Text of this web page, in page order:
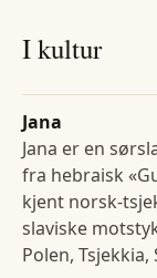
I kultur
Jana
Jana er en
fra hebraisk
kjent norsk-
slaviske
Polen,